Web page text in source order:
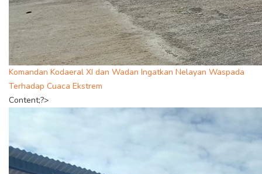
Komandan Kodaeral XI dan Wadan Ingatkan Nelayan Waspada
Terhadap Cuaca Ekstrem
Content;?>